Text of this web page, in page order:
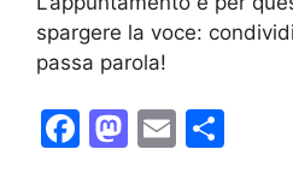
spargere la voce:
passa parola!
F
M E